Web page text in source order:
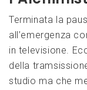
Terminata la
all’emergenza
in televisione.
della
studio ma che